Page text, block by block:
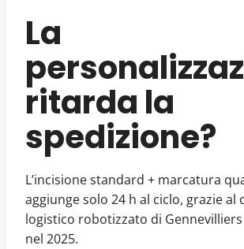
La
ritarda la
spedizione?
L’incisione standard + marcatura
aggiunge solo 24 h al ciclo, grazie al
logistico robotizzato di
nel 2025.